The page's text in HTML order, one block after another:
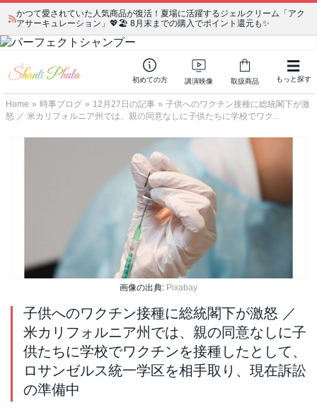
かつて愛されていた人気商品が復活！夏場に活躍するジェルクリーム「アク
アサーキュレーション」💖🏖️ 8月末までの購入でポイント還元も✨
初めての方 講演映像 取扱商品 もっと探す
Home » 時事ブログ » 12月27日の記事 » 子供へのワクチン接種に総統閣下が激
怒 ／ 米カリフォルニア州では、親の同意なしに子供たちに学校でワク...
画像の出典: Pixabay
子供へのワクチン接種に総統閣下が激怒 ／
米カリフォルニア州では、親の同意なしに子
供たちに学校でワクチンを接種したとして、
ロサンゼルス統一学区を相手取り、現在訴訟
の準備中